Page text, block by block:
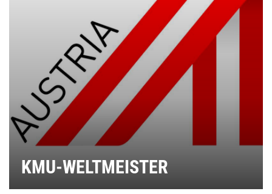
KMU-WELTMEISTER